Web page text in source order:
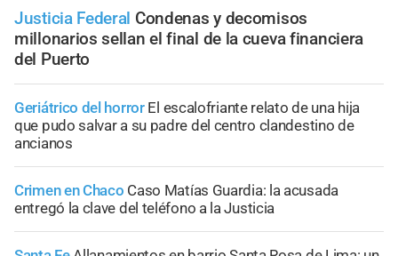
Justicia Federal Condenas y decomisos
millonarios sellan el final de la cueva financiera
del Puerto
Geriátrico del horror El escalofriante relato de una hija
que pudo salvar a su padre del centro clandestino de
ancianos
Crimen en Chaco Caso Matías Guardia: la acusada
entregó la clave del teléfono a la Justicia